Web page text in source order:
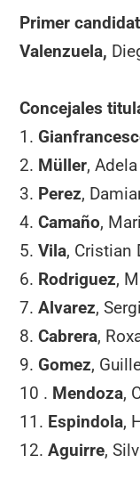
Primer
Valenzuela,
Concejales
1.
2. Müller,
3. Perez,
4.Camaño,
5.Vila, Cristian
6. Rodriguez,
7.Alvarez,
8.Cabrera,
9. Gomez,
10 . Mendoza,
11. Espindola,
12.Aguirre,